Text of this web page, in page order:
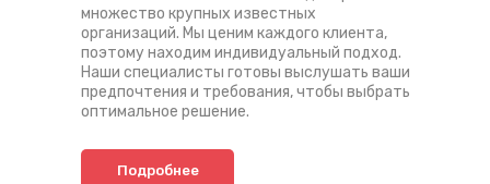
Подробнее
множество крупных известных
организаций. Мы ценим каждого клиента,
поэтому находим индивидуальный подход.
Наши специалисты готовы выслушать ваши
предпочтения и требования, чтобы выбрать
оптимальное решение.